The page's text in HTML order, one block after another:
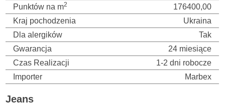
Punktów na m2
176400,00
Kraj pochodzenia
Ukraina
Dla alergików
Tak
Gwarancja
24 miesiące
Czas Realizacji
1-2 dni robocze
Importer
Marbex
Jeans